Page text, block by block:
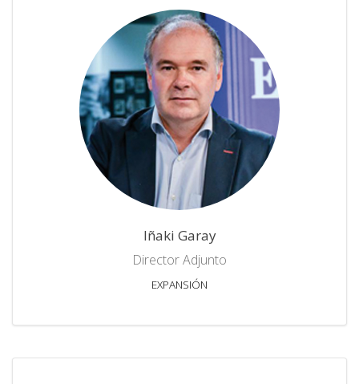
Iñaki Garay
Director Adjunto
EXPANSIÓN